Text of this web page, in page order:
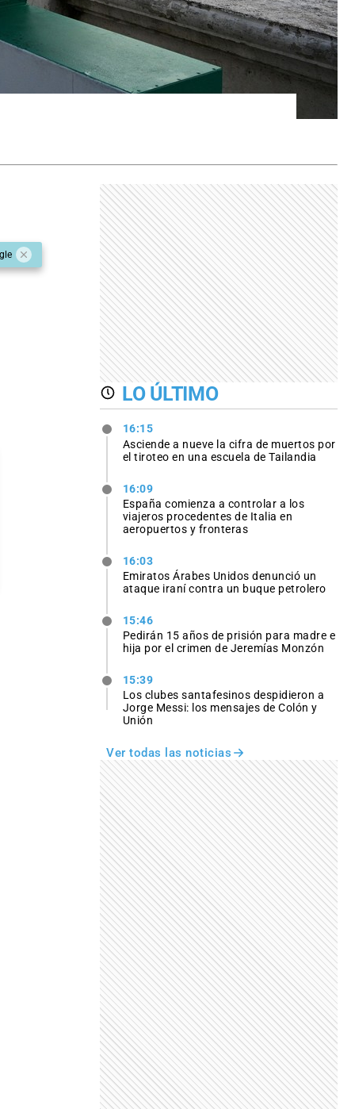
LO ÚLTIMO
16:15
Asciende a nueve la cifra de muertos por
el tiroteo en una escuela de Tailandia
16:09
España comienza a controlar a los
viajeros procedentes de Italia en
aeropuertos y fronteras
16:03
Emiratos Árabes Unidos denunció un
ataque iraní contra un buque petrolero
15:46
Pedirán 15 años de prisión para madre e
hija por el crimen de Jeremías Monzón
15:39
Los clubes santafesinos despidieron a
Jorge Messi: los mensajes de Colón y
Unión
Ver todas las noticias